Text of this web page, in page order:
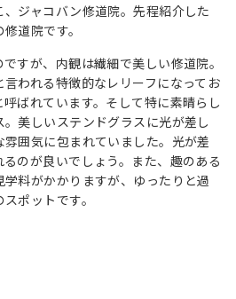
ジャコバン修道院。先程紹介した
道院です。
すが、内観は繊細で美しい修道院。
われる特徴的なレリーフになってお
ばれています。そして特に素晴らし
美しいステンドグラスに光が差し
囲気に包まれていました。光が差
のが良いでしょう。また、趣のある
料がかかりますが、ゆったりと過
ポットです。